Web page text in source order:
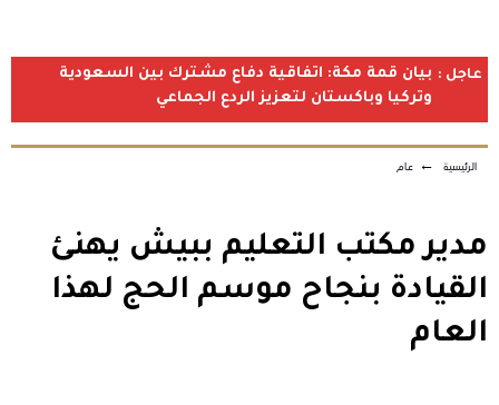
عاجل : بيان قمة مكة: اتفاقية دفاع مشترك بين السعودية
وتركيا وباكستان لتعزيز الردع الجماعي
الرئيسية ← عام
مدير مكتب التعليم ببيش يهنئ
القيادة بنجاح موسم الحج لهذا
العام